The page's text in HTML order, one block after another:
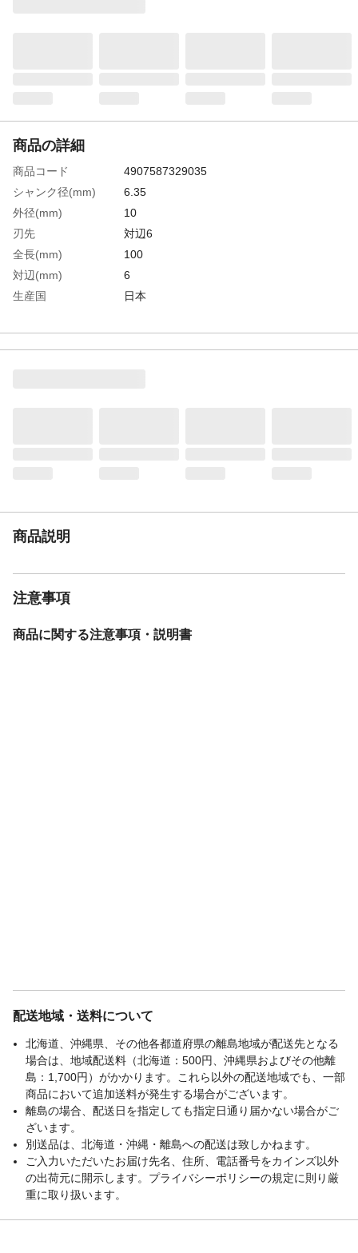
商品の詳細
商品コード
4907587329035
シャンク径(mm)
6.35
外径(mm)
10
刃先
対辺6
全長(mm)
100
対辺(mm)
6
生産国
日本
商品説明
注意事項
商品に関する注意事項・説明書
配送地域・送料について
北海道、沖縄県、その他各都道府県の離島地域が配送先となる
場合は、地域配送料（北海道：500円、沖縄県およびその他離
島：1,700円）がかかります。これら以外の配送地域でも、一部
商品において追加送料が発生する場合がございます。
離島の場合、配送日を指定しても指定日通り届かない場合がご
ざいます。
別送品は、北海道・沖縄・離島への配送は致しかねます。
ご入力いただいたお届け先名、住所、電話番号をカインズ以外
の出荷元に開示します。プライバシーポリシーの規定に則り厳
重に取り扱います。